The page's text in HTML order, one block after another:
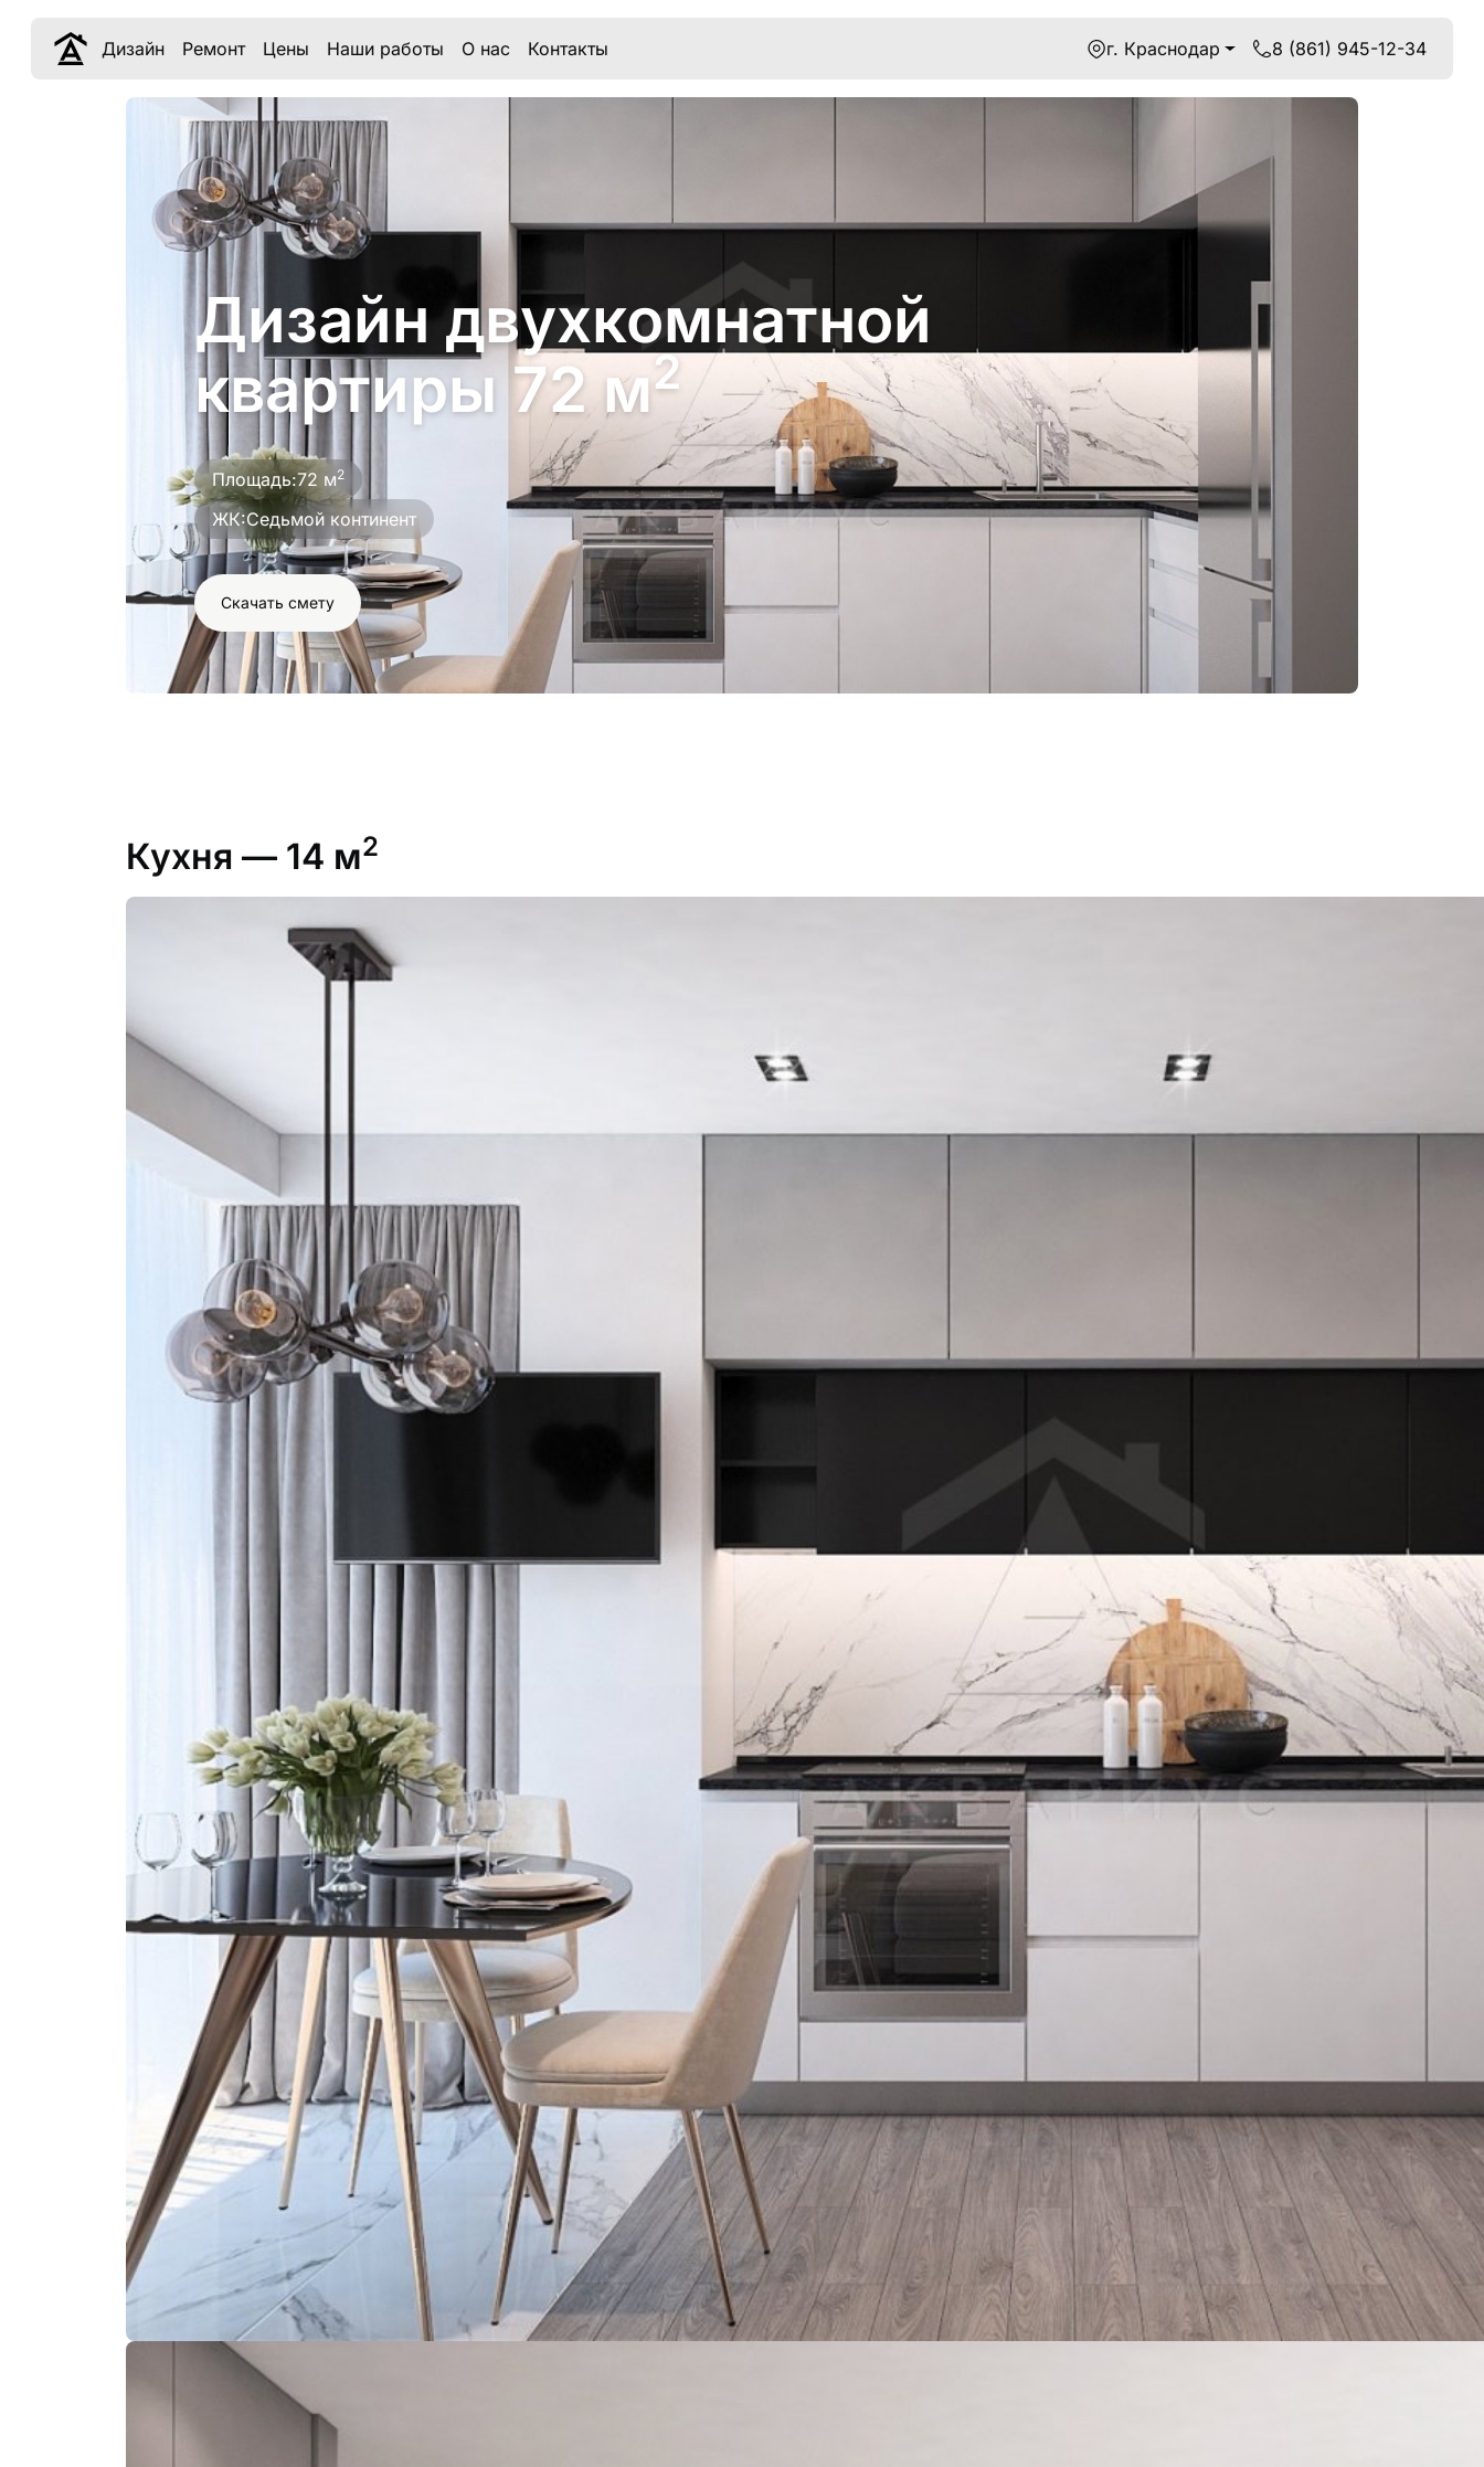
Дизайн Ремонт Цены Наши работы О нас Контакты г. Краснодар 8 (861) 945-12-34
Дизайн двухкомнатной
квартиры 72 м2
Площадь:72 м2
ЖК:Седьмой континент
Скачать смету
Кухня — 14 м2